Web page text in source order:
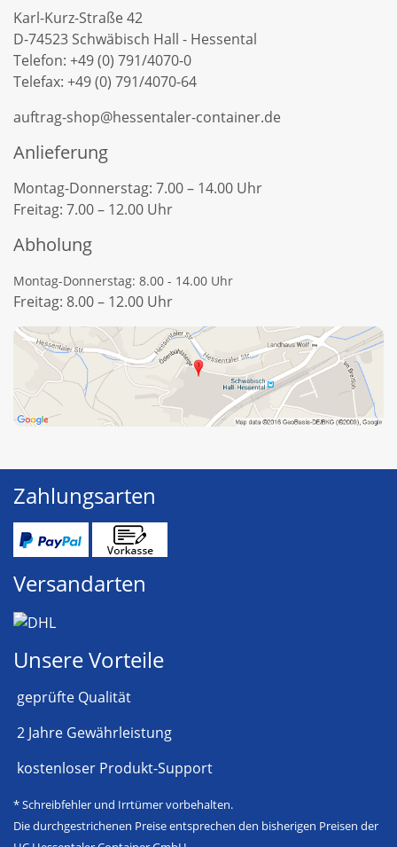
Karl-Kurz-Straße 42
D-74523 Schwäbisch Hall - Hessental
Telefon: +49 (0) 791/4070-0
Telefax: +49 (0) 791/4070-64
auftrag-shop@hessentaler-container.de
Anlieferung
Montag-Donnerstag: 7.00 – 14.00 Uhr
Freitag: 7.00 – 12.00 Uhr
Abholung
Montag-Donnerstag: 8.00 - 14.00 Uhr
Freitag: 8.00 – 12.00 Uhr
Zahlungsarten
Versandarten
Unsere Vorteile
geprüfte Qualität
2 Jahre Gewährleistung
kostenloser Produkt-Support
* Schreibfehler und Irrtümer vorbehalten.
Die durchgestrichenen Preise entsprechen den bisherigen Preisen der